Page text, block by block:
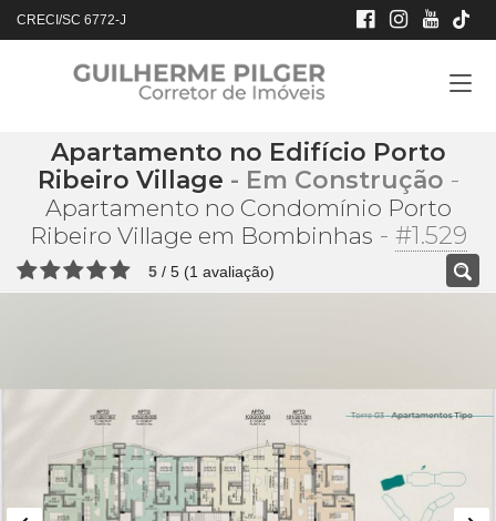
CRECI/SC 6772-J
Apartamento no Edifício Porto
Ribeiro Village - Em Construção -
Apartamento no Condomínio Porto
Ribeiro Village em Bombinhas - #1.529
5 / 5 (1 avaliação)